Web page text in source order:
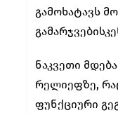
გამოხატავს
ნაკვეთი
რელიეფზე,
ფუნქციური